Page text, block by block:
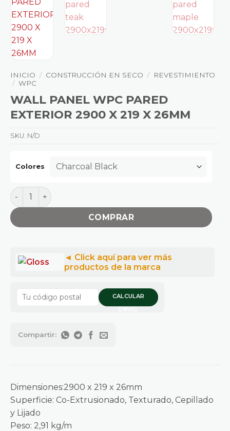
INICIO / CONSTRUCCIÓN EN SECO /
REVESTIMIENTO
/ WPC
WALL PANEL WPC PARED
EXTERIOR 2900 X 219 X 26MM
Dimensiones:2900 x 219 x 26mm
Superficie: Co-Extrusionado, Texturado, Cepillado
y Lijado
Peso: 2,91 kg/m
Colores
WALL PANEL WPC PARED EXTERIOR 2900 X 219 X
COMPRAR
CALCULAR
SKU: N/D